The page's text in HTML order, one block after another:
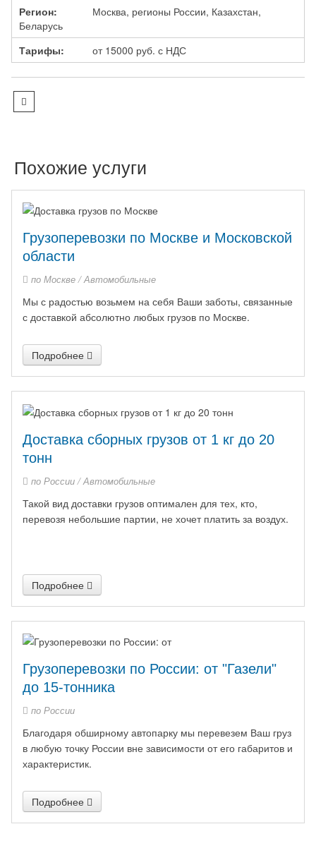
Регион:
Москва, регионы России, Казахстан,
Беларусь
Тарифы:
от 15000 руб. с НДС
Похожие услуги
Грузоперевозки по Москве и Московской
области
по Москве /Автомобильные
Мы с радостью возьмем на себя Ваши заботы, связанные
с доставкой абсолютно любых грузов по Москве.
Подробнее
Доставка сборных грузов от 1 кг до 20
тонн
по России /Автомобильные
Такой вид доставки грузов оптимален для тех, кто,
перевозя небольшие партии, не хочет платить за воздух.
Подробнее
Грузоперевозки по России: от "Газели"
до 15-тонника
по России
Благодаря обширному автопарку мы перевезем Ваш груз
в любую точку России вне зависимости от его габаритов и
характеристик.
Подробнее